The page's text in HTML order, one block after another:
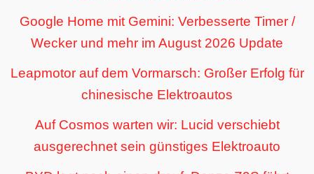
Google Home mit Gemini: Verbesserte Timer /
Wecker und mehr im August 2026 Update
Leapmotor auf dem Vormarsch: Großer Erfolg für
chinesische Elektroautos
Auf Cosmos warten wir: Lucid verschiebt
ausgerechnet sein günstiges Elektroauto